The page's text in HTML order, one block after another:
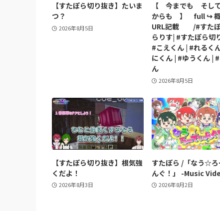
【すたぽら切り抜き】たいま
つ？
2026年8月5日
【 今までも そし
からも 】 full ↪︎
URL記載 /#すた
らりす| #すたぽら切
#こえくん | #れるく
にくん | #ゆうくん |
ん
2026年8月5日
【すたぽら切り抜き】根気強
くだよ！
2026年8月3日
すたぽら /「なう☆ろ
んぐ！」 -Music
2026年8月2日